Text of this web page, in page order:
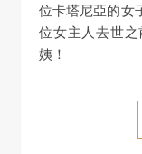
位卡塔尼亞的女
位女主人去世
姨！